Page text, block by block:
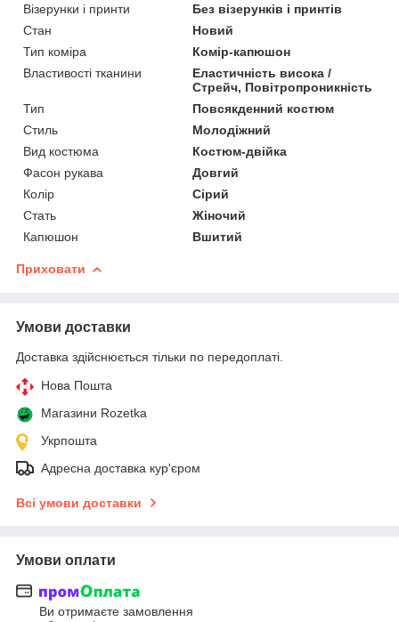
Візерунки і принти
Без візерунків і принтів
Стан
Новий
Тип коміра
Комір-капюшон
Властивості тканини
Еластичність висока /
Стрейч, Повітропроникність
Тип
Повсякденний костюм
Стиль
Молодіжний
Вид костюма
Костюм-двійка
Фасон рукава
Довгий
Колір
Сірий
Стать
Жіночий
Капюшон
Вшитий
Приховати
Умови доставки
Доставка здійснюється тільки по передоплаті.
Нова Пошта
Магазини Rozetka
Укрпошта
Адресна доставка кур'єром
Всі умови доставки
Умови оплати
Ви отримаєте замовлення